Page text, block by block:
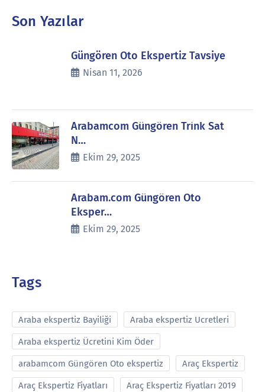
Son Yazılar
Güngören Oto Ekspertiz Tavsiye
Nisan 11, 2026
Arabamcom Güngören Trink Sat
N…
Ekim 29, 2025
Arabam.com Güngören Oto
Eksper…
Ekim 29, 2025
Tags
Araba ekspertiz Bayiliği Araba ekspertiz Ucretleri
Araba ekspertiz Ücretini Kim Öder
arabamcom Güngören Oto ekspertiz Araç Ekspertiz
Araç Ekspertiz Fiyatları Araç Ekspertiz Fiyatları 2019